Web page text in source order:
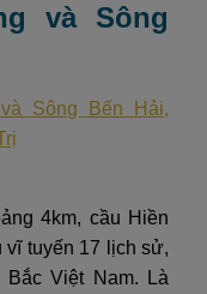
và Sông
Sông Bến Hải,
4km, cầu Hiền
vĩ tuyến 17 lịch sử,
Việt Nam. Là